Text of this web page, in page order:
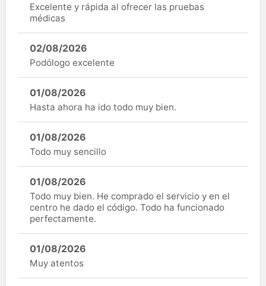
Excelente y rápida al ofrecer las pruebas
médicas
02/08/2026
Podólogo excelente
01/08/2026
Hasta ahora ha ido todo muy bien.
01/08/2026
Todo muy sencillo
01/08/2026
Todo muy bien. He comprado el servicio y en el
centro he dado el código. Todo ha funcionado
perfectamente.
01/08/2026
Muy atentos